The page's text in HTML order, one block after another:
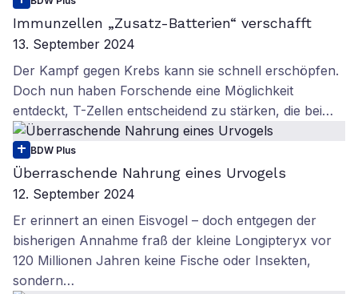
Immunzellen „Zusatz-Batterien“ verschafft
13. September 2024
Der Kampf gegen Krebs kann sie schnell erschöpfen.
Doch nun haben Forschende eine Möglichkeit
entdeckt, T-Zellen entscheidend zu stärken, die bei…
BDW Plus
Überraschende Nahrung eines Urvogels
12. September 2024
Er erinnert an einen Eisvogel – doch entgegen der
bisherigen Annahme fraß der kleine Longipteryx vor
120 Millionen Jahren keine Fische oder Insekten,
sondern…